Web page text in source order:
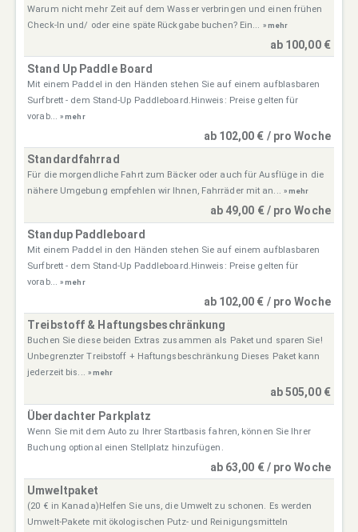
Warum nicht mehr Zeit auf dem Wasser verbringen und einen frühen
Check-In und/ oder eine späte Rückgabe buchen? Ein... » mehr
ab 100,00 €
Stand Up Paddle Board
Mit einem Paddel in den Händen stehen Sie auf einem aufblasbaren
Surfbrett - dem Stand-Up Paddleboard.Hinweis: Preise gelten für
vorab...» mehr
ab 102,00 € / pro Woche
Standardfahrrad
Für die morgendliche Fahrt zum Bäcker oder auch für Ausflüge in die
nähere Umgebung empfehlen wir Ihnen, Fahrräder mit an... » mehr
ab 49,00 € / pro Woche
Standup Paddleboard
Mit einem Paddel in den Händen stehen Sie auf einem aufblasbaren
Surfbrett - dem Stand-Up Paddleboard.Hinweis: Preise gelten für
vorab...» mehr
ab 102,00 € / pro Woche
Treibstoff & Haftungsbeschränkung
Buchen Sie diese beiden Extras zusammen als Paket und sparen Sie!
Unbegrenzter Treibstoff + Haftungsbeschränkung Dieses Paket kann
jederzeit bis... » mehr
ab 505,00 €
Überdachter Parkplatz
Wenn Sie mit dem Auto zu Ihrer Startbasis fahren, können Sie Ihrer
Buchung optional einen Stellplatz hinzufügen.
ab 63,00 € / pro Woche
Umweltpaket
(20 € in Kanada)Helfen Sie uns, die Umwelt zu schonen. Es werden
Umwelt-Pakete mit ökologischen Putz- und Reinigungsmitteln